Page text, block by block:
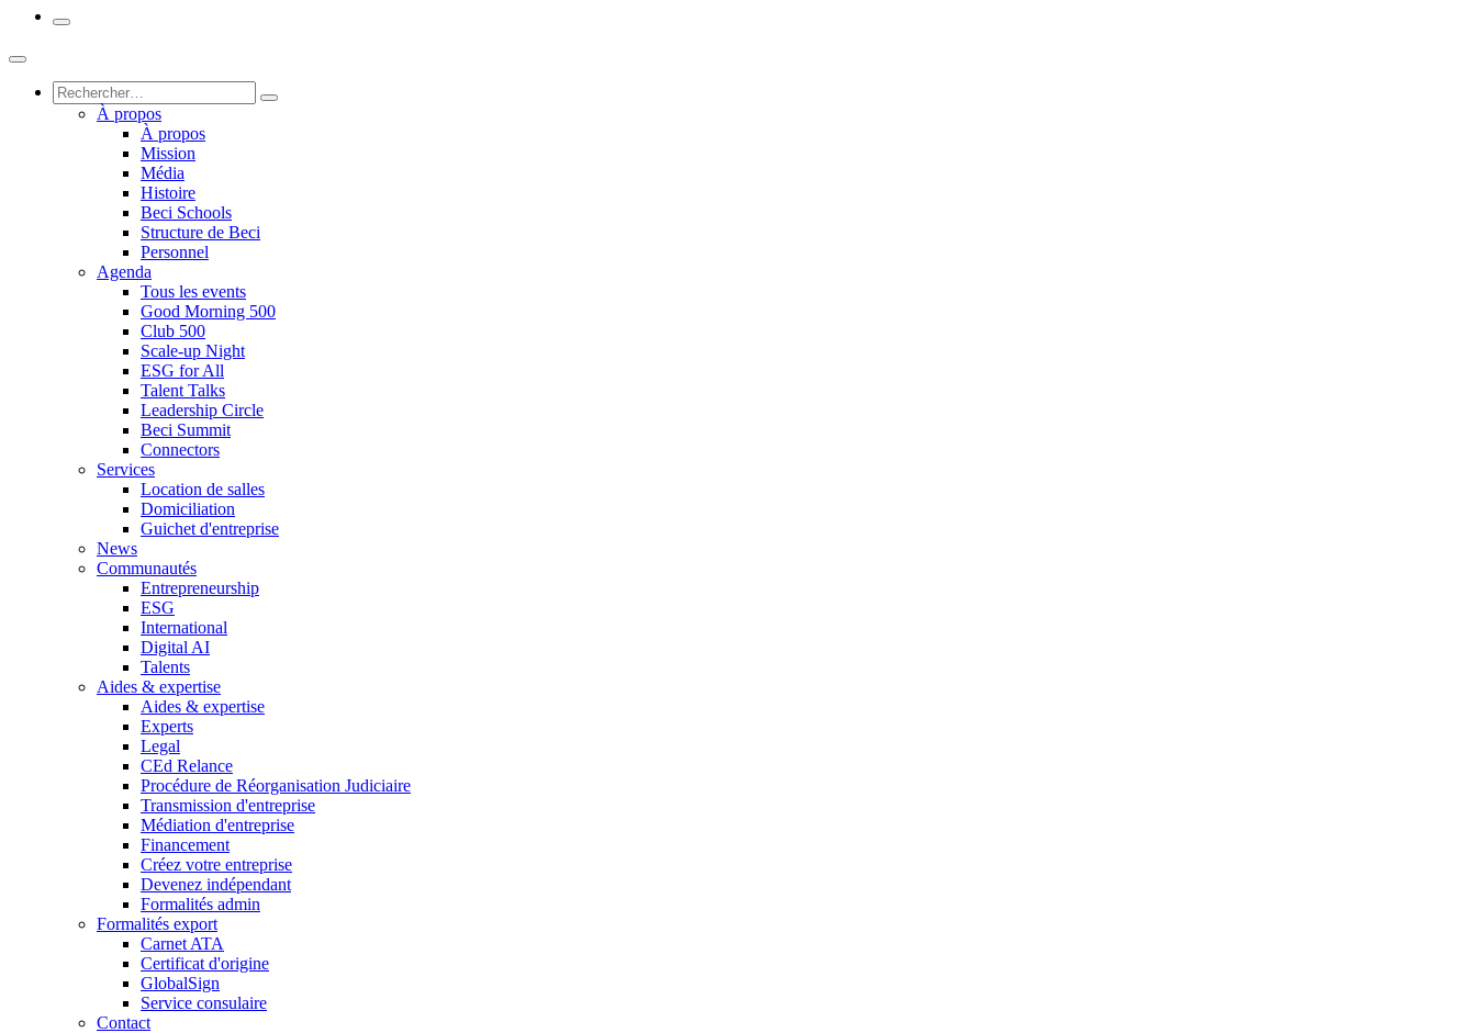
À propos
À propos
Mission
Média
Histoire
Beci Schools
Structure de Beci
Personnel
Agenda
Tous les events
Good Morning 500
Club 500
Scale-up Night
ESG for All
Talent Talks
Leadership Circle
Beci Summit
Connectors
Services
Location de salles
Domiciliation
Guichet d'entreprise
News
Communautés
Entrepreneurship
ESG
International
Digital AI
Talents
Aides & expertise
Aides & expertise
Experts
Legal
CEd Relance
Procédure de Réorganisation Judiciaire
Transmission d'entreprise
Médiation d'entreprise
Financement
Créez votre entreprise
Devenez indépendant
Formalités admin
Formalités export
Carnet ATA
Certificat d'origine
GlobalSign
Service consulaire
Contact